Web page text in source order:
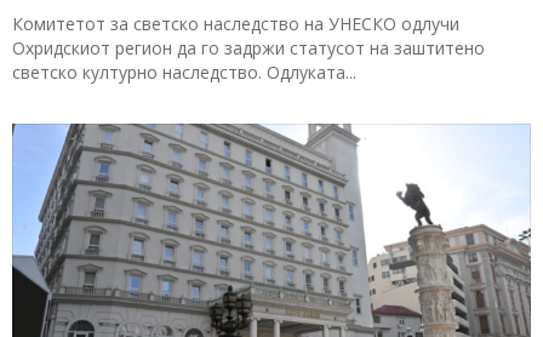
Комитетот за светско наследство на УНЕСКО одлучи
Охридскиот регион да го задржи статусот на заштитено
светско културно наследство. Одлуката...